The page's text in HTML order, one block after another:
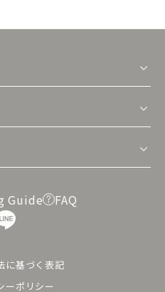
Guide FAQ
に基づく表記
ーポリシー